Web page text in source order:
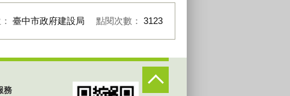
臺中市政府建設局 點閱次數： 3123
務